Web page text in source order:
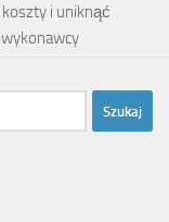
i uniknąć